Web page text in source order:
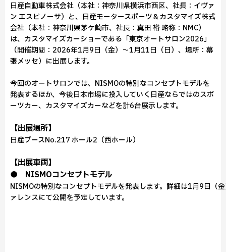
日産自動車株式会社（本社：神奈川県横浜市西区、社長：イヴァ
ン エスピノーサ）と、日産モータースポーツ＆カスタマイズ株式
会社（本社：神奈川県茅ケ崎市、社長：真田 裕 略称：NMC）
は、カスタマイズカーショーである「東京オートサロン2026」
（開催期間：2026年1月9日（金）～1月11日（日）、場所：幕
張メッセ）に出展します。
今回のオートサロンでは、NISMOの特別なコンセプトモデルを
発表するほか、今後日本市場に投入していく日産ならではのスポ
ーツカー、カスタマイズカーなどを計6台展示します。
【出展場所】
日産ブースNo.217 ホール2（西ホール）
【出展車両】
● NISMOコンセプトモデル
NISMOの特別なコンセプトモデルを発表します。詳細は1月9日（
ァレンスにて公開を予定しています。